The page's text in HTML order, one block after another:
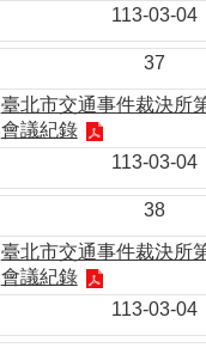
113-03-04
37
臺北市交通事件裁決所
會議紀錄
113-03-04
38
臺北市交通事件裁決所
會議紀錄
113-03-04